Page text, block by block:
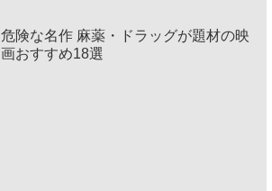
危険な名作 麻薬・ドラッグが題材の映
画おすすめ18選